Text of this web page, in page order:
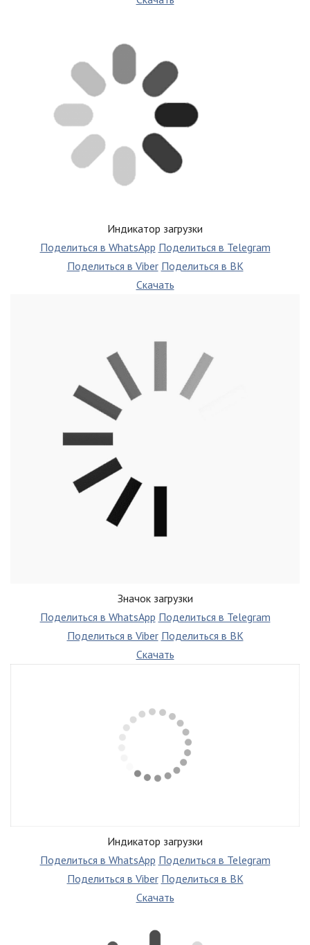
Индикатор загрузки
Поделиться в WhatsApp Поделиться в Telegram
Поделиться в Viber Поделиться в ВК
Скачать
Значок загрузки
Поделиться в WhatsApp Поделиться в Telegram
Поделиться в Viber Поделиться в ВК
Скачать
Индикатор загрузки
Поделиться в WhatsApp Поделиться в Telegram
Поделиться в Viber Поделиться в ВК
Скачать